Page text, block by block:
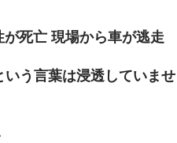
死亡 現場から車が逃走
う言葉は浸透していませ